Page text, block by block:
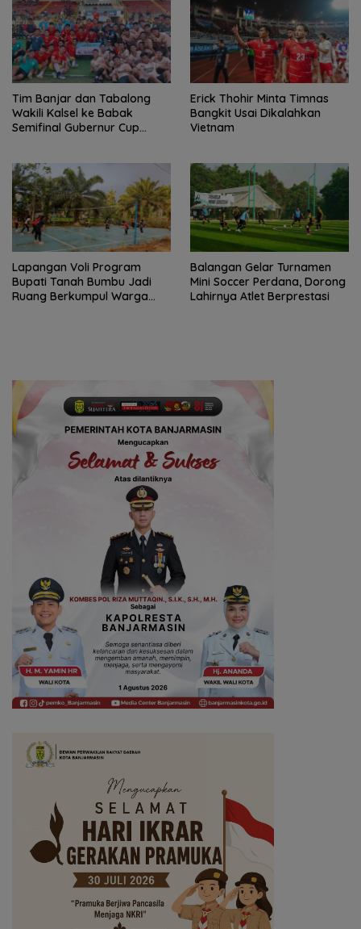
Tim Banjar dan Tabalong
Wakili Kalsel ke Babak
Semifinal Gubernur Cup
Erick Thohir Minta Timnas
Bangkit Usai Dikalahkan
Vietnam
Lapangan Voli Program
Bupati Tanah Bumbu Jadi
Ruang Berkumpul Warga
Balangan Gelar Turnamen
Mini Soccer Perdana, Dorong
Lahirnya Atlet Berprestasi